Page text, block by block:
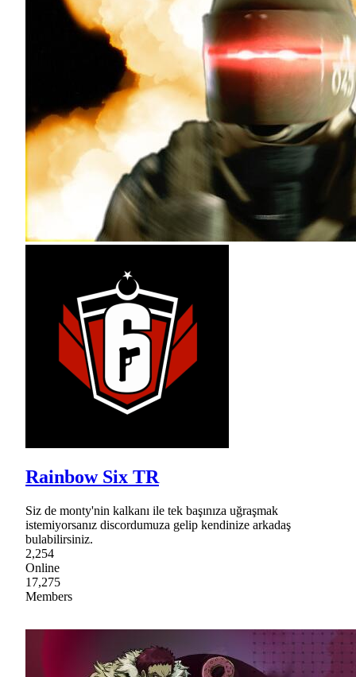
Rainbow Six TR
Siz de monty'nin kalkanı ile tek başınıza uğraşmak
istemiyorsanız discordumuza gelip kendinize arkadaş
bulabilirsiniz.
2,254
Online
17,275
Members